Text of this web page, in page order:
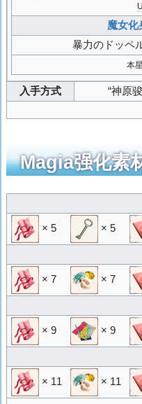
魔女化
暴力のドッペ
本
入手方式 “神原
Magia强化素
× 5 × 5
× 7 × 7
× 9 × 9
× 11 × 11